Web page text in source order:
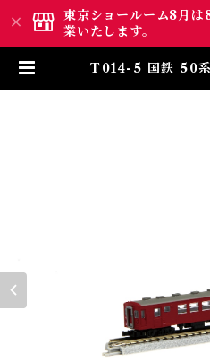
東京ショールーム8月
業いたします。
T014-5 国鉄 50